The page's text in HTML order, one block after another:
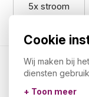
Over ons
Cookie
Wij maken bij
diensten
+ Toon meer